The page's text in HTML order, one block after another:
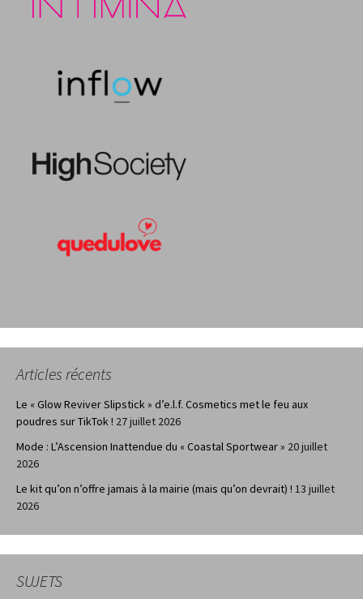
Articles récents
Le « Glow Reviver Slipstick » d’e.l.f. Cosmetics met le feu aux
poudres sur TikTok ! 27 juillet 2026
Mode : L’Ascension Inattendue du « Coastal Sportwear » 20 juillet
2026
Le kit qu’on n’offre jamais à la mairie (mais qu’on devrait) ! 13 juillet
2026
SUJETS